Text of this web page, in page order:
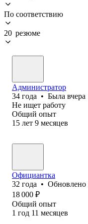
По соответствию
20 резюме
Администратор
34 года • Была вчера
Не ищет работу
Общий опыт
15 лет 9 месяцев
Официантка
32 года • Обновлено
18 000 ₽
Общий опыт
1 год 11 месяцев